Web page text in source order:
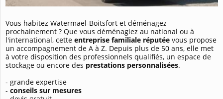
Vous habitez Watermael-Boitsfort et déménagez
prochainement ? Que vous déménagiez au national ou à
l'international, cette entreprise familiale réputée vous propose
un accompagnement de A à Z. Depuis plus de 50 ans, elle met
à votre disposition des professionnels qualifiés, un espace de
stockage ou encore des prestations personnalisées.
- grande expertise
- conseils sur mesures